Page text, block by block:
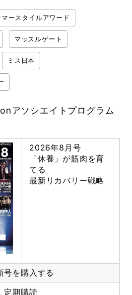
マースタイルアワード
マッスルゲート
ミス日本
アソシエイトプログラム
2026年8月号
「休養」が筋肉を育
てる
最新リカバリー戦略
号を購入する
定期購読